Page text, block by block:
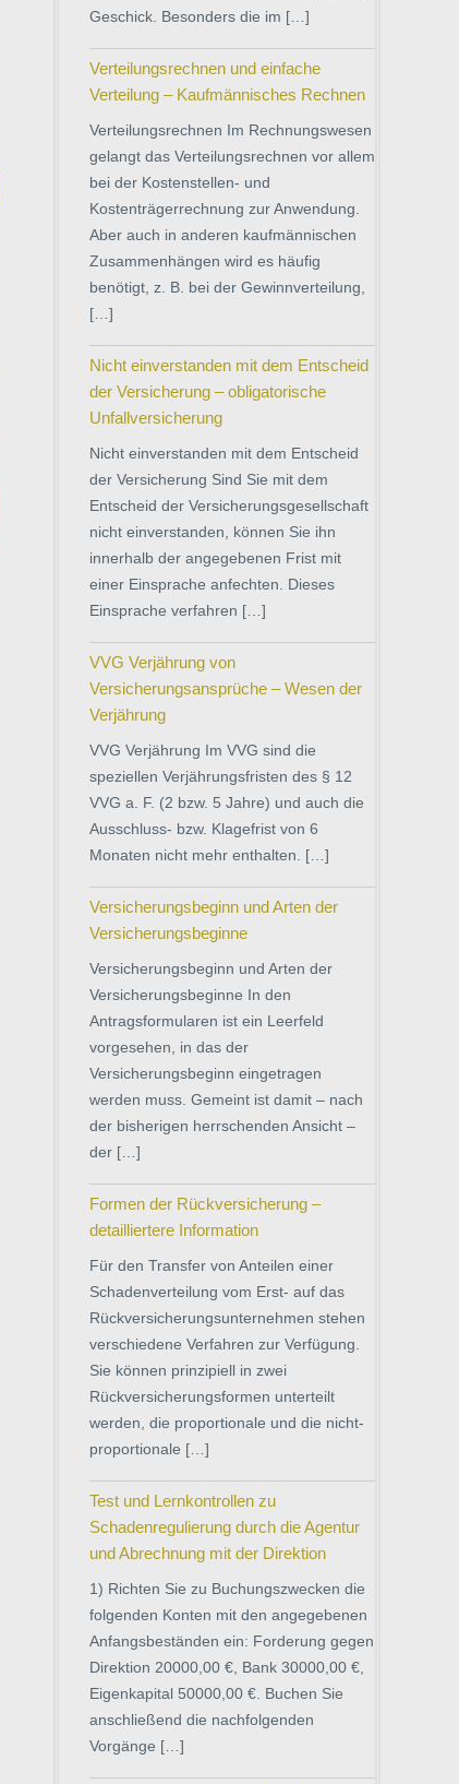
Geschick. Besonders die im […]
Verteilungsrechnen und einfache
Verteilung – Kaufmännisches Rechnen
Verteilungsrechnen Im Rechnungswesen
gelangt das Verteilungsrechnen vor allem
bei der Kostenstellen- und
Kostenträgerrechnung zur Anwendung.
Aber auch in anderen kaufmännischen
Zusammenhängen wird es häufig
benötigt, z. B. bei der Gewinnverteilung,
[…]
Nicht einverstanden mit dem Entscheid
der Versicherung – obligatorische
Unfallversicherung
Nicht einverstanden mit dem Entscheid
der Versicherung Sind Sie mit dem
Entscheid der Versicherungsgesellschaft
nicht einverstanden, können Sie ihn
innerhalb der angegebenen Frist mit
einer Einsprache anfechten. Dieses
Einsprache verfahren […]
VVG Verjährung von
Versicherungsansprüche – Wesen der
Verjährung
VVG Verjährung Im VVG sind die
speziellen Verjährungsfristen des § 12
VVG a. F. (2 bzw. 5 Jahre) und auch die
Ausschluss- bzw. Klagefrist von 6
Monaten nicht mehr enthalten. […]
Versicherungsbeginn und Arten der
Versicherungsbeginne
Versicherungsbeginn und Arten der
Versicherungsbeginne In den
Antragsformularen ist ein Leerfeld
vorgesehen, in das der
Versicherungsbeginn eingetragen
werden muss. Gemeint ist damit – nach
der bisherigen herrschenden Ansicht –
der […]
Formen der Rückversicherung –
detailliertere Information
Für den Transfer von Anteilen einer
Schadenverteilung vom Erst- auf das
Rückversicherungsunternehmen stehen
verschiedene Verfahren zur Verfügung.
Sie können prinzipiell in zwei
Rückversicherungsformen unterteilt
werden, die proportionale und die nicht-
proportionale […]
Test und Lernkontrollen zu
Schadenregulierung durch die Agentur
und Abrechnung mit der Direktion
1) Richten Sie zu Buchungszwecken die
folgenden Konten mit den angegebenen
Anfangsbeständen ein: Forderung gegen
Direktion 20000,00 €, Bank 30000,00 €,
Eigenkapital 50000,00 €. Buchen Sie
anschließend die nachfolgenden
Vorgänge […]